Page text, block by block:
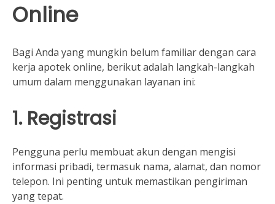
Online
Bagi Anda yang mungkin belum familiar dengan cara
kerja apotek online, berikut adalah langkah-langkah
umum dalam menggunakan layanan ini:
1. Registrasi
Pengguna perlu membuat akun dengan mengisi
informasi pribadi, termasuk nama, alamat, dan nomor
telepon. Ini penting untuk memastikan pengiriman
yang tepat.